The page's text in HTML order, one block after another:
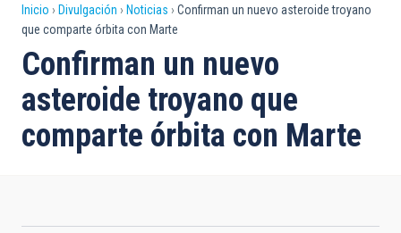
Sobrescribir
enlaces
de
ayuda
a
Inicio Divulgación Noticias
Confirman un nuevo asteroide troyano
que comparte órbita con Marte
Confirman un nuevo
asteroide troyano que
comparte órbita con Marte